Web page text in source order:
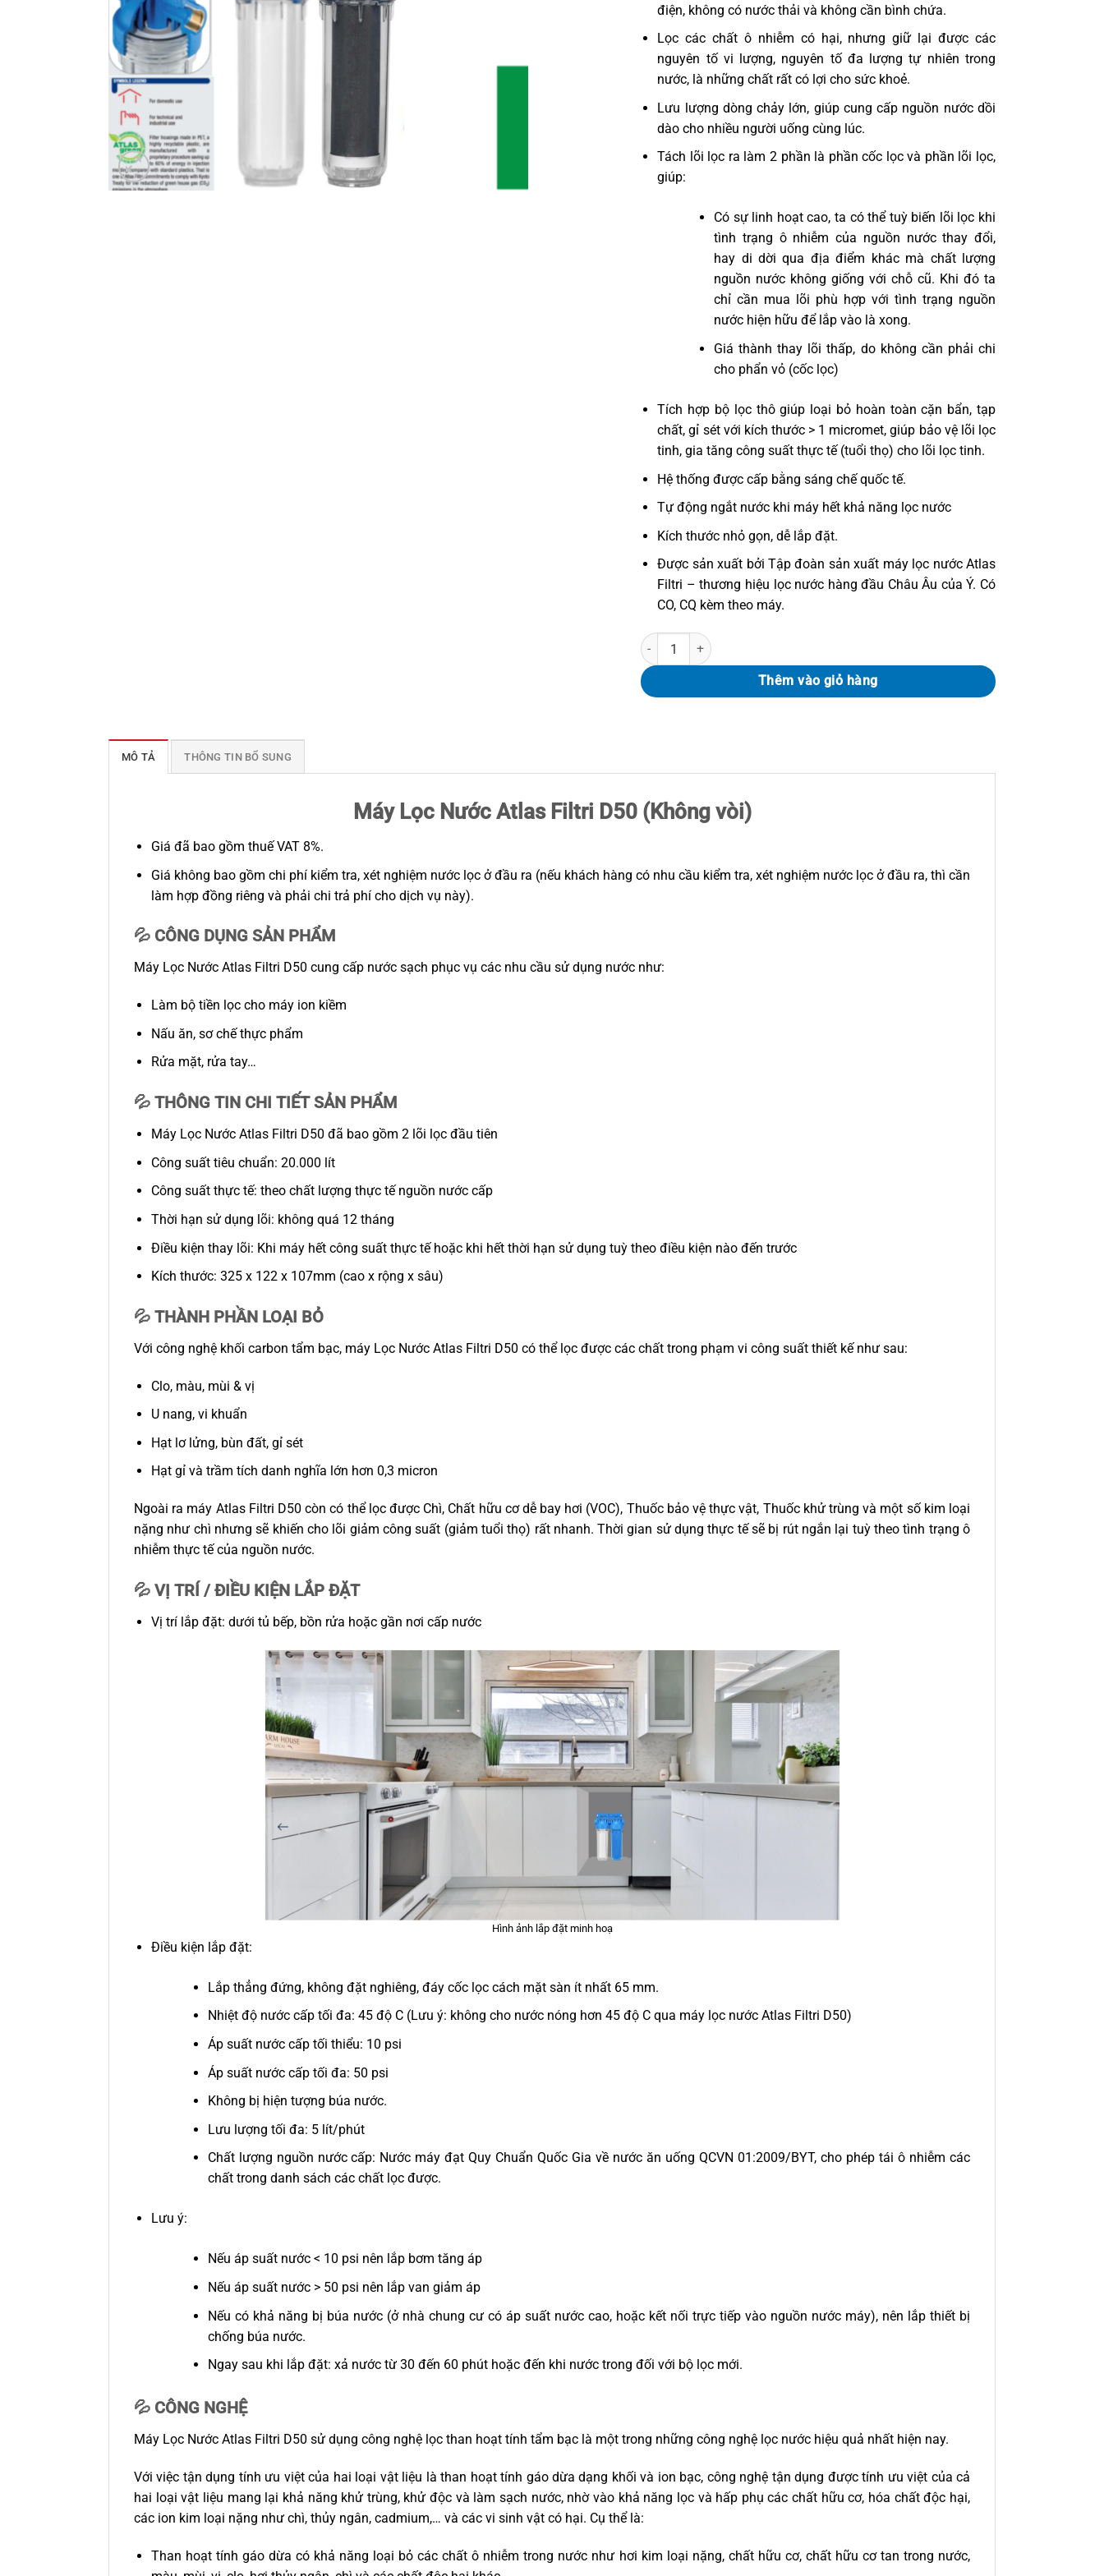
điện, không có nước thải và không cần bình chứa.
Lọc các chất ô nhiễm có hại, nhưng giữ lại được các
nguyên tố vi lượng, nguyên tố đa lượng tự nhiên trong
nước, là những chất rất có lợi cho sức khoẻ.
Lưu lượng dòng chảy lớn, giúp cung cấp nguồn nước dồi
dào cho nhiều người uống cùng lúc.
Tách lõi lọc ra làm 2 phần là phần cốc lọc và phần lõi lọc,
giúp:
Có sự linh hoạt cao, ta có thể tuỳ biến lõi lọc khi
tình trạng ô nhiễm của nguồn nước thay đổi,
hay di dời qua địa điểm khác mà chất lượng
nguồn nước không giống với chỗ cũ. Khi đó ta
chỉ cần mua lõi phù hợp với tình trạng nguồn
nước hiện hữu để lắp vào là xong.
Giá thành thay lõi thấp, do không cần phải chi
cho phẩn vỏ (cốc lọc)
Tích hợp bộ lọc thô giúp loại bỏ hoàn toàn cặn bẩn, tạp
chất, gỉ sét với kích thước > 1 micromet, giúp bảo vệ lõi lọc
tinh, gia tăng công suất thực tế (tuổi thọ) cho lõi lọc tinh.
Hệ thống được cấp bằng sáng chế quốc tế.
Tự động ngắt nước khi máy hết khả năng lọc nước
Kích thước nhỏ gọn, dễ lắp đặt.
Được sản xuất bởi Tập đoàn sản xuất máy lọc nước Atlas
Filtri – thương hiệu lọc nước hàng đầu Châu Âu của Ý. Có
CO, CQ kèm theo máy.
Máy Lọc Nước Atlas Filtri D50 (Không vòi) số lượng
Thêm vào giỏ hàng
MÔ TẢ THÔNG TIN BỔ SUNG
Máy Lọc Nước Atlas Filtri D50 (Không vòi)
Giá đã bao gồm thuế VAT 8%.
Giá không bao gồm chi phí kiểm tra, xét nghiệm nước lọc ở đầu ra (nếu khách hàng có nhu cầu kiểm tra, xét nghiệm nước lọc ở đầu ra, thì cần
làm hợp đồng riêng và phải chi trả phí cho dịch vụ này).
💦 CÔNG DỤNG SẢN PHẨM
Máy Lọc Nước Atlas Filtri D50 cung cấp nước sạch phục vụ các nhu cầu sử dụng nước như:
Làm bộ tiền lọc cho máy ion kiềm
Nấu ăn, sơ chế thực phẩm
Rửa mặt, rửa tay…
💦 THÔNG TIN CHI TIẾT SẢN PHẨM
Máy Lọc Nước Atlas Filtri D50 đã bao gồm 2 lõi lọc đầu tiên
Công suất tiêu chuẩn: 20.000 lít
Công suất thực tế: theo chất lượng thực tế nguồn nước cấp
Thời hạn sử dụng lõi: không quá 12 tháng
Điều kiện thay lõi: Khi máy hết công suất thực tế hoặc khi hết thời hạn sử dụng tuỳ theo điều kiện nào đến trước
Kích thước: 325 x 122 x 107mm (cao x rộng x sâu)
💦 THÀNH PHẦN LOẠI BỎ
Với công nghệ khối carbon tẩm bạc, máy Lọc Nước Atlas Filtri D50 có thể lọc được các chất trong phạm vi công suất thiết kế như sau:
Clo, màu, mùi & vị
U nang, vi khuẩn
Hạt lơ lửng, bùn đất, gỉ sét
Hạt gỉ và trầm tích danh nghĩa lớn hơn 0,3 micron
Ngoài ra máy Atlas Filtri D50 còn có thể lọc được Chì, Chất hữu cơ dễ bay hơi (VOC), Thuốc bảo vệ thực vật, Thuốc khử trùng và một số kim loại
nặng như chì nhưng sẽ khiến cho lõi giảm công suất (giảm tuổi thọ) rất nhanh. Thời gian sử dụng thực tế sẽ bị rút ngắn lại tuỳ theo tình trạng ô
nhiễm thực tế của nguồn nước.
💦 VỊ TRÍ / ĐIỀU KIỆN LẮP ĐẶT
Vị trí lắp đặt: dưới tủ bếp, bồn rửa hoặc gần nơi cấp nước
Hình ảnh lắp đặt minh hoạ
Điều kiện lắp đặt:
Lắp thẳng đứng, không đặt nghiêng, đáy cốc lọc cách mặt sàn ít nhất 65 mm.
Nhiệt độ nước cấp tối đa: 45 độ C (Lưu ý: không cho nước nóng hơn 45 độ C qua máy lọc nước Atlas Filtri D50)
Áp suất nước cấp tối thiểu: 10 psi
Áp suất nước cấp tối đa: 50 psi
Không bị hiện tượng búa nước.
Lưu lượng tối đa: 5 lít/phút
Chất lượng nguồn nước cấp: Nước máy đạt Quy Chuẩn Quốc Gia về nước ăn uống QCVN 01:2009/BYT, cho phép tái ô nhiễm các
chất trong danh sách các chất lọc được.
Lưu ý:
Nếu áp suất nước < 10 psi nên lắp bơm tăng áp
Nếu áp suất nước > 50 psi nên lắp van giảm áp
Nếu có khả năng bị búa nước (ở nhà chung cư có áp suất nước cao, hoặc kết nối trực tiếp vào nguồn nước máy), nên lắp thiết bị
chống búa nước.
Ngay sau khi lắp đặt: xả nước từ 30 đến 60 phút hoặc đến khi nước trong đối với bộ lọc mới.
💦 CÔNG NGHỆ
Máy Lọc Nước Atlas Filtri D50 sử dụng công nghệ lọc than hoạt tính tẩm bạc là một trong những công nghệ lọc nước hiệu quả nhất hiện nay.
Với việc tận dụng tính ưu việt của hai loại vật liệu là than hoạt tính gáo dừa dạng khối và ion bạc, công nghệ tận dụng được tính ưu việt của cả
hai loại vật liệu mang lại khả năng khử trùng, khử độc và làm sạch nước, nhờ vào khả năng lọc và hấp phụ các chất hữu cơ, hóa chất độc hại,
các ion kim loại nặng như chì, thủy ngân, cadmium,… và các vi sinh vật có hại. Cụ thể là:
Than hoạt tính gáo dừa có khả năng loại bỏ các chất ô nhiễm trong nước như hơi kim loại nặng, chất hữu cơ, chất hữu cơ tan trong nước,